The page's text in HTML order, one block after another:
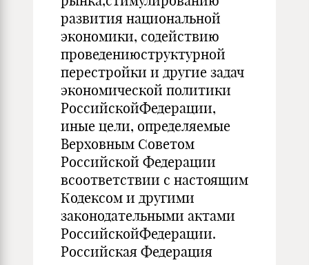
развития национальной
экономики, содействию
проведениюструктурной
перестройки и другие задач
экономической политики
РоссийскойФедерации,
иные цели, определяемые
Верховным Советом
Российской Федерации
всоответствии с настоящим
Кодексом и другими
законодательными актами
РоссийскойФедерации.
Российская Федерация